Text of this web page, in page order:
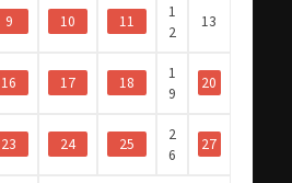
9 10 11
1
2
13
16 17 18
1
9
20
23 24 25
2
6
27